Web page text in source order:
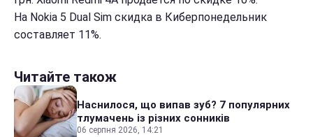
На Nokia 5 Dual Sim скидка в Киберпонедельник
составляет 11%.
Читайте також
Наснилося, що випав зуб? 7 популярних
тлумачень із різних сонників
06 серпня 2026, 14:21